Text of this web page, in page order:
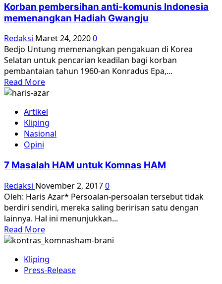
Korban pembersihan anti-komunis Indonesia
memenangkan Hadiah Gwangju
Redaksi Maret 24, 20200
Bedjo Untung memenangkan pengakuan di Korea
Selatan untuk pencarian keadilan bagi korban
pembantaian tahun 1960-an Konradus Epa,...
Read MoreRead
more
Korban
pembersihan
anti-
memenangkan
Gwangju
Artikel
Kliping
Nasional
Opini
7 Masalah HAM untuk Komnas HAM
Redaksi November 2, 20170
Oleh: Haris Azar* Persoalan-persoalan tersebut tidak
berdiri sendiri, mereka saling beririsan satu dengan
lainnya. Hal ini menunjukkan...
Read MoreRead
more
7
Masalah
Kliping
Press-Release